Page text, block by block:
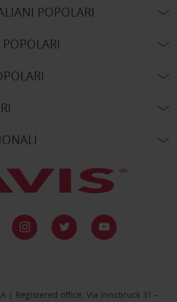
POPOLARI
| Registered office: Via Innsbruck 31 –